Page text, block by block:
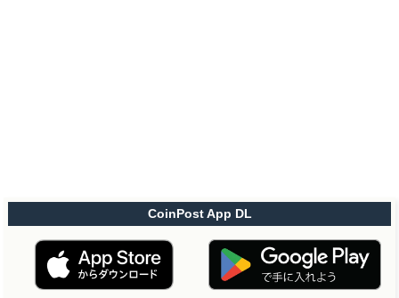
CoinPost App DL